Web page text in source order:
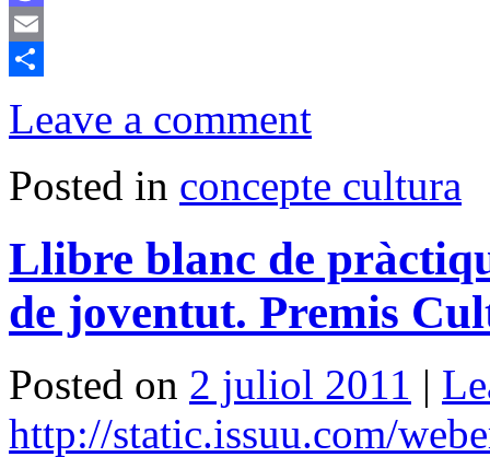
Mastodon
Email
Leave a comment
Posted in concepte cultura
Llibre blanc de
de joventut. Premis
Posted on 2 juliol 2011 |
http://static.issuu.com/